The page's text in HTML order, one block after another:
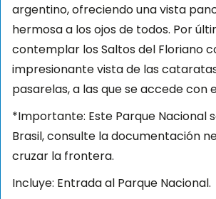
argentino, ofreciendo una vista
hermosa a los ojos de todos. Por
contemplar los Saltos del Floriano
impresionante vista de las
pasarelas, a las que se accede con
*Importante: Este Parque Nacional
Brasil, consulte la documentación
cruzar la frontera.
Incluye: Entrada al Parque Nacional.